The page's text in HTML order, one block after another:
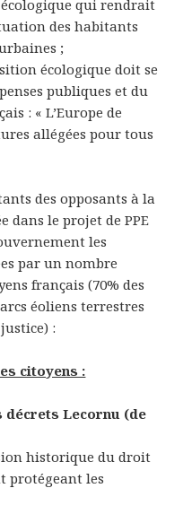
qui rendrait
des habitants
;
écologique doit se
publiques et du
: « L’Europe de
allégées pour tous
des opposants à la
dans le projet de PPE
les
par un nombre
français (70% des
éoliens terrestres
:
citoyens :
décrets Lecornu (de
historique du droit
protégeant les